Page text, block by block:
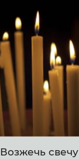
Возжечь свечу